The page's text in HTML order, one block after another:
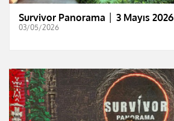
Survivor Panorama │ 3 Mayıs 2026
03/05/2026